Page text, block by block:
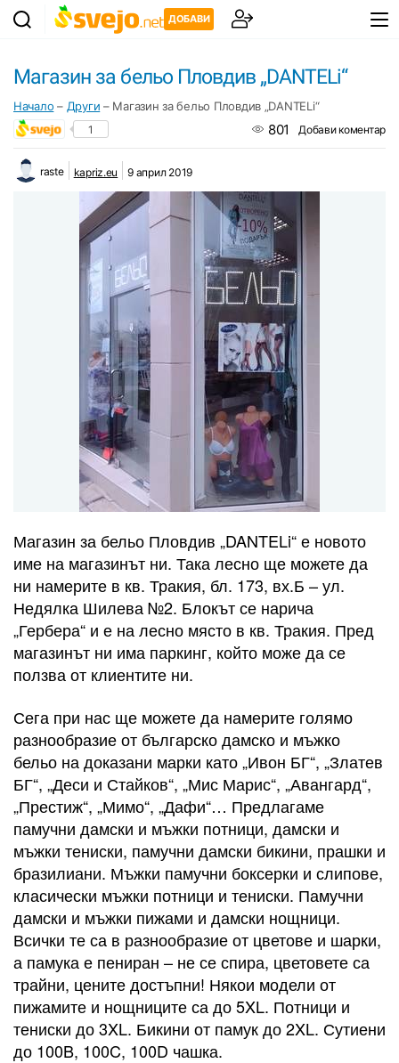
ДОБАВИ
Магазин за бельо Пловдив „DANTELi“
Начало – Други – Магазин за бельо Пловдив „DANTELi“
1 801 Добави коментар
raste kapriz.eu 9 април 2019
Магазин за бельо Пловдив „DANTELi“ е новото
име на магазинът ни. Така лесно ще можете да
ни намерите в кв. Тракия, бл. 173, вх.Б – ул.
Недялка Шилева №2. Блокът се нарича
„Гербера“ и е на лесно място в кв. Тракия. Пред
магазинът ни има паркинг, който може да се
ползва от клиентите ни.
Сега при нас ще можете да намерите голямо
разнообразие от българско дамско и мъжко
бельо на доказани марки като „Ивон БГ“, „Златев
БГ“, „Деси и Стайков“, „Мис Марис“, „Авангард“,
„Престиж“, „Мимо“, „Дафи“… Предлагаме
памучни дамски и мъжки потници, дамски и
мъжки тениски, памучни дамски бикини, прашки и
бразилиани. Мъжки памучни боксерки и слипове,
класически мъжки потници и тениски. Памучни
дамски и мъжки пижами и дамски нощници.
Всички те са в разнообразие от цветове и шарки,
а памука е пениран – не се спира, цветовете са
трайни, цените достъпни! Някои модели от
пижамите и нощниците са до 5XL. Потници и
тениски до 3XL. Бикини от памук до 2XL. Сутиени
до 100B, 100C, 100D чашка.